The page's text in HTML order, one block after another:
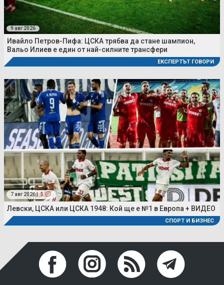
9 авг 2026
Ивайло Петров-Пифа: ЦСКА трябва да стане шампион,
Вальо Илиев е един от най-силните трансфери
ЕКСПЕРТЪТ ГОВОРИ
7 авг 2026 | 5
Левски, ЦСКА или ЦСКА 1948: Кой ще е №1 в Европа + ВИДЕО
СПОРТ И БИЗНЕС